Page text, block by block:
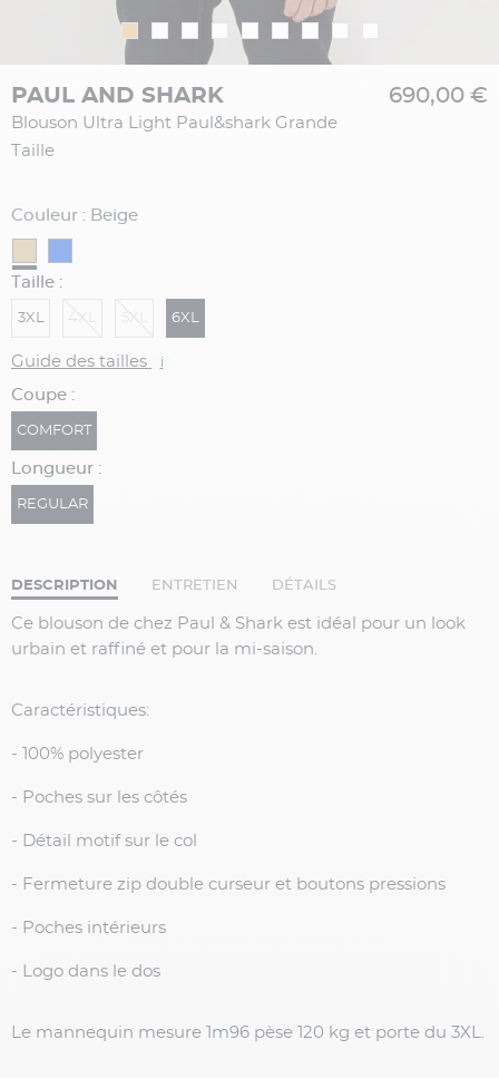
PAUL AND SHARK
Blouson Ultra Light Paul&shark Grande
Taille
690,00 €
Couleur : Beige
Taille :
3XL 6XL
Guide des tailles i
Coupe :
COMFORT
Longueur :
REGULAR
DESCRIPTION ENTRETIEN DÉTAILS
Ce blouson de chez Paul & Shark est idéal pour un look
urbain et raffiné et pour la mi-saison.
Caractéristiques:
- 100% polyester
- Poches sur les côtés
- Détail motif sur le col
- Fermeture zip double curseur et boutons pressions
- Poches intérieurs
- Logo dans le dos
Le mannequin mesure 1m96 pèse 120 kg et porte du 3XL.